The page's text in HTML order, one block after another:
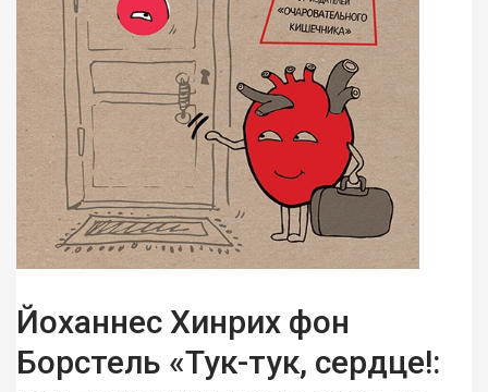
Йоханнес Хинрих фон
Борстель «Тук-тук, сердце!: